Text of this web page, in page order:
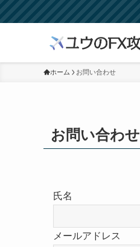
ホーム お問い合わせ
お問い合わせ
氏名
メールアドレス